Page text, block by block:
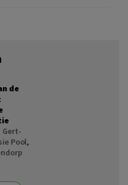
de
Gert-
Pool,